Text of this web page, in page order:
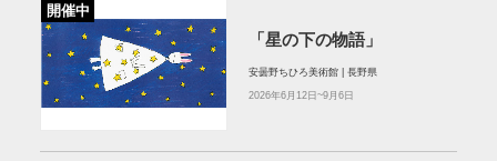
開催中
「星の下の物語」
安曇野ちひろ美術館 | 長野県
2026年6月12日~9月6日